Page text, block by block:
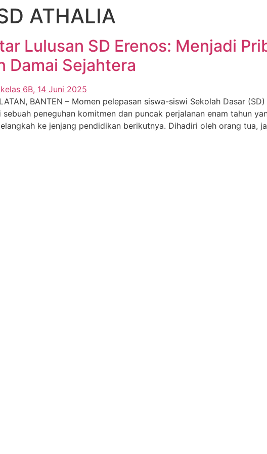
ATHALIA
Lulusan SD Erenos: Menjadi
Damai Sejahtera
BANTEN – Momen pelepasan siswa-siswi Sekolah Dasar
sebuah peneguhan komitmen dan puncak perjalanan enam tahun
ke jenjang pendidikan berikutnya. Dihadiri oleh orang tua,